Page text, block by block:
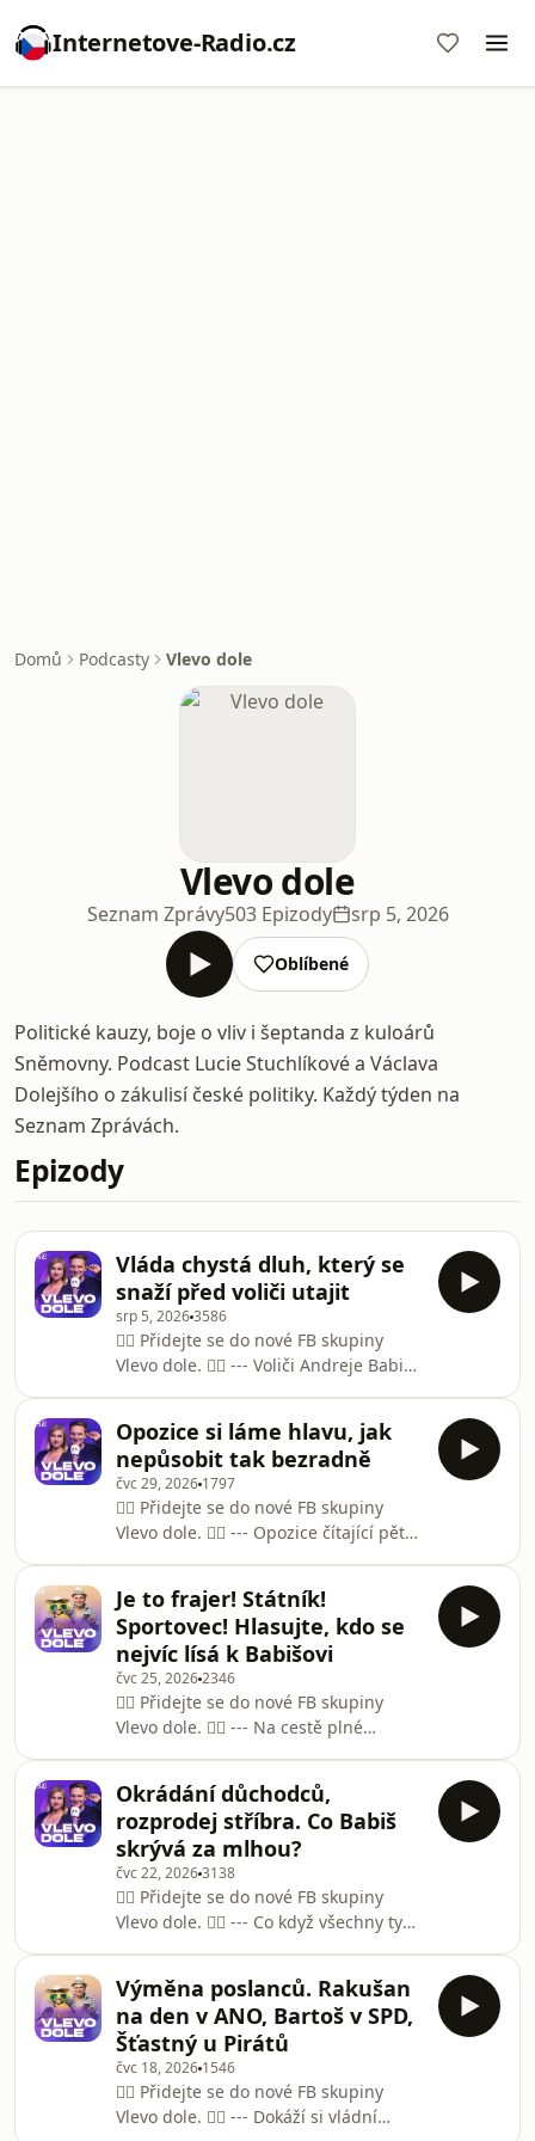
Internetove-Radio.cz
Domů Podcasty Vlevo dole
Vlevo dole
Seznam Zprávy503 Epizody srp 5, 2026
Oblíbené
Politické kauzy, boje o vliv i šeptanda z kuloárů
Sněmovny. Podcast Lucie Stuchlíkové a Václava
Dolejšího o zákulisí české politiky. Každý týden na
Seznam Zprávách.
Epizody
Vláda chystá dluh, který se
snaží před voliči utajit
srp 5, 20263586
👉🏻 Přidejte se do nové FB skupiny
Vlevo dole. 👈🏻 --- Voliči Andreje Babiše
zadlužování. Vláda se proto snaží
plánované dluhy co nejvíc utajit,
případně se tvářit, že je zase brzy
vyrovná. Už teď je jasné, že vláda
chystá na příští rok výrazný schodek.
Nic jiného než dluh před voliči co
nejvíc utajit nebo ho alespoň
nalakovat narůžovo
Opozice si láme hlavu, jak
nepůsobit tak bezradně
čvc 29, 2026 1797
👉🏻 Přidejte se do nové FB skupiny
Vlevo dole. 👈🏻 --- Opozice čítající pět
pohled na průzkumy veřejného
mínění. Je roztříštěná a slabá. Není
jasné, kdo je její lídr. A hnutí ANO má
takový náskok, že mu ani nevidí na
záda. Lídři opozičních stran se snaží
přijít na to, jak v digitální éře
vzdorovat Andreji Babišovi, který je
bezkonkurenčním he
Je to frajer! Státník!
Sportovec! Hlasujte, kdo se
nejvíc lísá k Babišovi
čvc 25, 20262346
👉🏻 Přidejte se do nové FB skupiny
Vlevo dole. 👈🏻 --- Na cestě plné
muž 6 lidí, z nichž si bude vybírat
toho nejsympatičtějšího. Podcast
Vlevo dole přichystal letní sérii s
názvem V p**i celá země. Každý díl se
zaměří na jednu ze známých reality
show. Premiér Andrej Babiš si někdy
musí připadat jako účastník Růže pro
ne
Okrádání důchodců,
rozprodej stříbra. Co Babiš
skrývá za mlhou?
čvc 22, 20263138
👉🏻 Přidejte se do nové FB skupiny
Vlevo dole. 👈🏻 --- Co když všechny ty
turkoviny jsou jen úmyslně vytvořenou
mlhou? Hustou tak, že by dala krájet -
a teprve za ní je ukryta skutečná
Babišova vláda? Má Andrej Babiš
radši Airbus, nebo obytňák? A
vyplatilo se mu pořídit si glóbus?
Výměna poslanců. Rakušan
na den v ANO, Bartoš v SPD,
Šťastný u Pirátů
čvc 18, 2026 1546
👉🏻 Přidejte se do nové FB skupiny
Vlevo dole. 👈🏻 --- Dokáží si vládní